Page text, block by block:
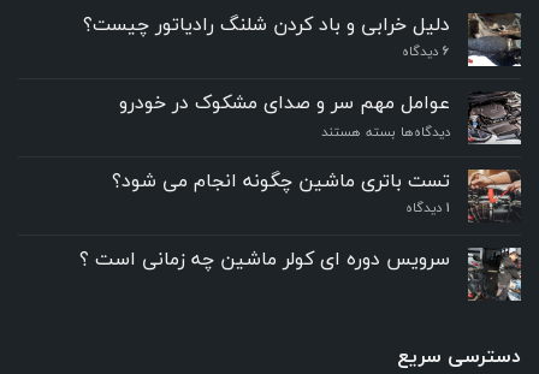
دلیل خرابی و باد کردن شلنگ رادیاتور چیست؟
6 دیدگاه
عوامل مهم سر و صدای مشکوک در خودرو
دیدگاه‌ها برای
مهم
سر
مشکوک
در
بسته هستند
تست باتری ماشین چگونه انجام می شود؟
۱ دیدگاه
سرویس دوره ای کولر ماشین چه زمانی است ؟
دسترسی سریع